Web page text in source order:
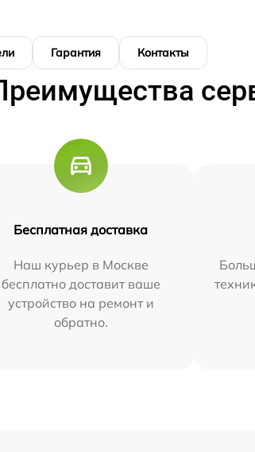
Гарантия Контакты
Бесплатная доставка
Наш курьер в Москве
бесплатно доставит ваше
устройство на ремонт и
обратно.